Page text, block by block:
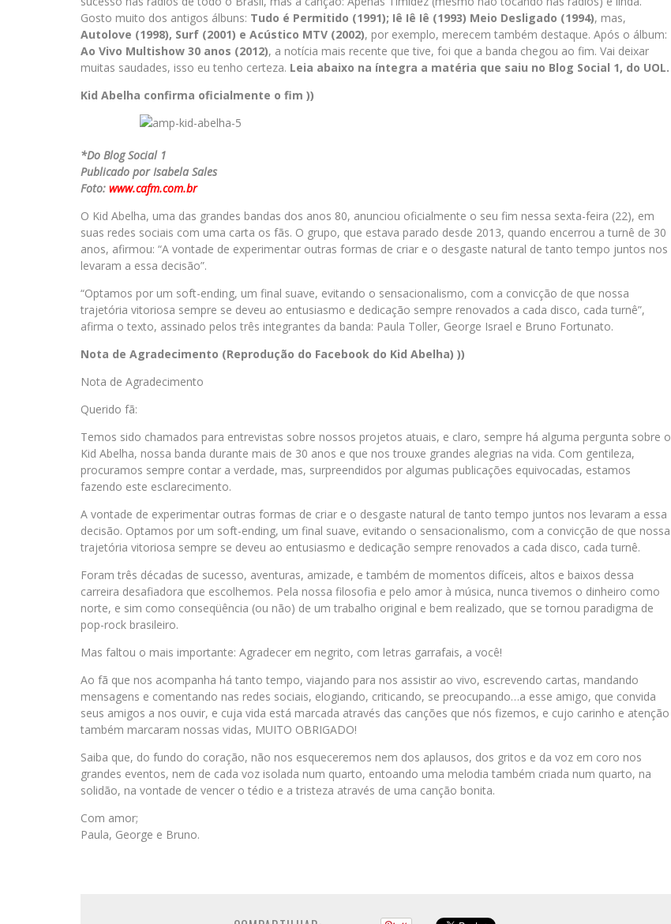
Gosto muito dos antigos álbuns: Tudo é Permitido (1991); Iê Iê Iê (1993) Meio Desligado (1994), mas,
Autolove (1998), Surf (2001) e Acústico MTV (2002), por exemplo, merecem também destaque. Após o álbum:
Ao Vivo Multishow 30 anos (2012), a notícia mais recente que tive, foi que a banda chegou ao fim. Vai deixar
muitas saudades, isso eu tenho certeza. Leia abaixo na íntegra a matéria que saiu no Blog Social 1, do UOL.
Kid Abelha confirma oficialmente o fim ))
*Do Blog Social 1
Publicado por Isabela Sales
Foto: www.cafm.com.br
O Kid Abelha, uma das grandes bandas dos anos 80, anunciou oficialmente o seu fim nessa sexta-feira (22), em
suas redes sociais com uma carta os fãs. O grupo, que estava parado desde 2013, quando encerrou a turnê de 30
anos, afirmou: “A vontade de experimentar outras formas de criar e o desgaste natural de tanto tempo juntos nos
levaram a essa decisão”.
“Optamos por um soft-ending, um final suave, evitando o sensacionalismo, com a convicção de que nossa
trajetória vitoriosa sempre se deveu ao entusiasmo e dedicação sempre renovados a cada disco, cada turnê”,
afirma o texto, assinado pelos três integrantes da banda: Paula Toller, George Israel e Bruno Fortunato.
Nota de Agradecimento (Reprodução do Facebook do Kid Abelha) ))
Nota de Agradecimento
Querido fã:
Temos sido chamados para entrevistas sobre nossos projetos atuais, e claro, sempre há alguma pergunta sobre o
Kid Abelha, nossa banda durante mais de 30 anos e que nos trouxe grandes alegrias na vida. Com gentileza,
procuramos sempre contar a verdade, mas, surpreendidos por algumas publicações equivocadas, estamos
fazendo este esclarecimento.
A vontade de experimentar outras formas de criar e o desgaste natural de tanto tempo juntos nos levaram a essa
decisão. Optamos por um soft-ending, um final suave, evitando o sensacionalismo, com a convicção de que nossa
trajetória vitoriosa sempre se deveu ao entusiasmo e dedicação sempre renovados a cada disco, cada turnê.
Foram três décadas de sucesso, aventuras, amizade, e também de momentos difíceis, altos e baixos dessa
carreira desafiadora que escolhemos. Pela nossa filosofia e pelo amor à música, nunca tivemos o dinheiro como
norte, e sim como conseqüência (ou não) de um trabalho original e bem realizado, que se tornou paradigma de
pop-rock brasileiro.
Mas faltou o mais importante: Agradecer em negrito, com letras garrafais, a você!
Ao fã que nos acompanha há tanto tempo, viajando para nos assistir ao vivo, escrevendo cartas, mandando
mensagens e comentando nas redes sociais, elogiando, criticando, se preocupando…a esse amigo, que convida
seus amigos a nos ouvir, e cuja vida está marcada através das canções que nós fizemos, e cujo carinho e atenção
também marcaram nossas vidas, MUITO OBRIGADO!
Saiba que, do fundo do coração, não nos esqueceremos nem dos aplausos, dos gritos e da voz em coro nos
grandes eventos, nem de cada voz isolada num quarto, entoando uma melodia também criada num quarto, na
solidão, na vontade de vencer o tédio e a tristeza através de uma canção bonita.
Com amor;
Paula, George e Bruno.